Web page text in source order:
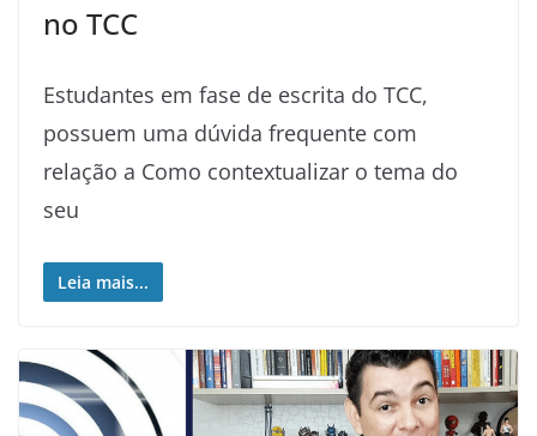
no TCC
Estudantes em fase de escrita do TCC,
possuem uma dúvida frequente com
relação a Como contextualizar o tema do
seu
Leia mais...